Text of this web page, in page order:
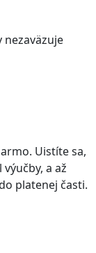
Uistíte sa,
a až
platenej časti.